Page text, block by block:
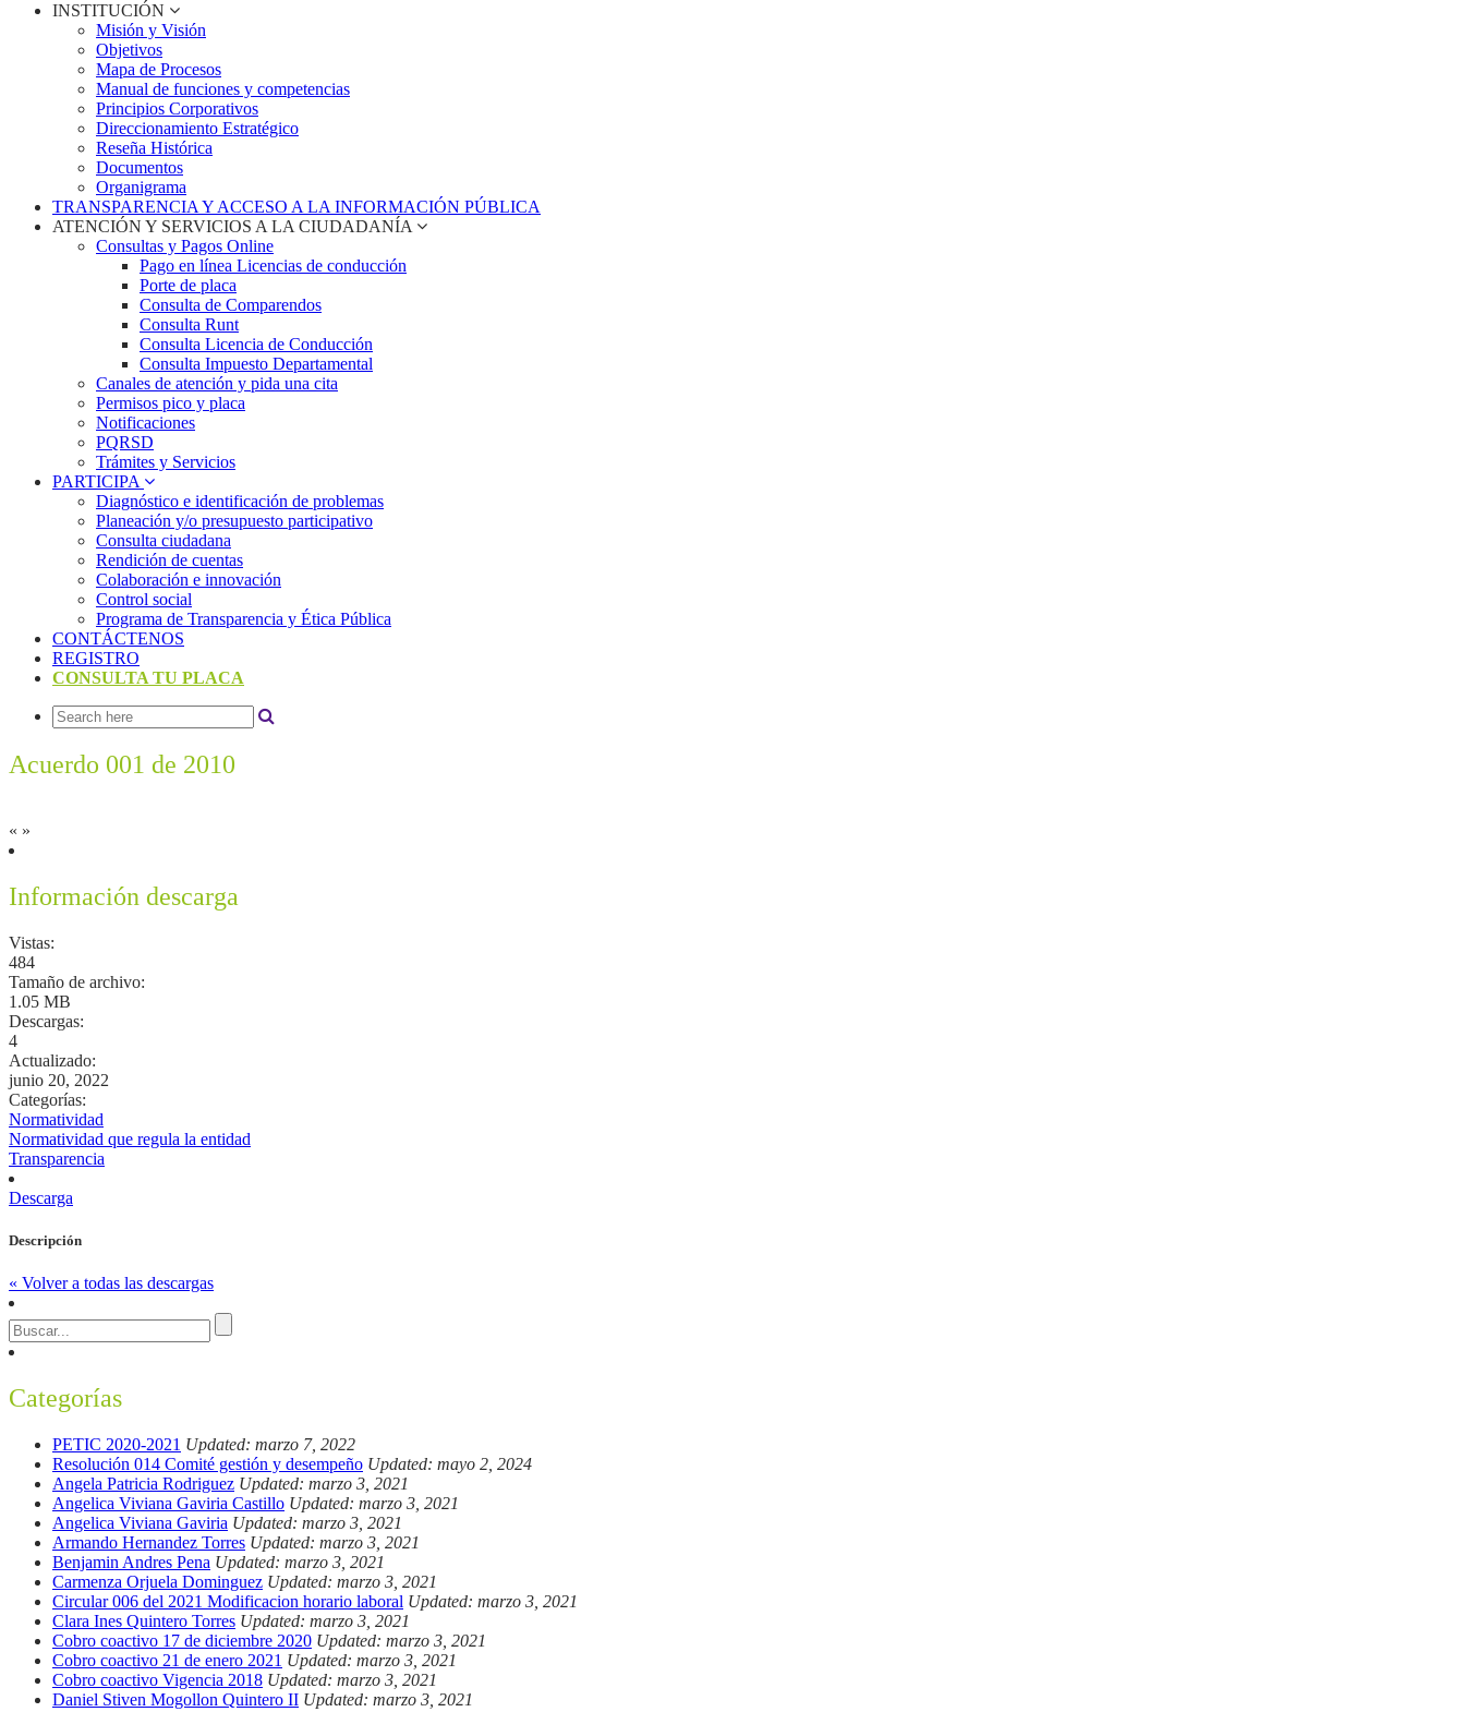
INSTITUCIÓN
Misión y Visión
Objetivos
Mapa de Procesos
Manual de funciones y competencias
Principios Corporativos
Direccionamiento Estratégico
Reseña Histórica
Documentos
Organigrama
TRANSPARENCIA Y ACCESO A LA INFORMACIÓN PÚBLICA
ATENCIÓN Y SERVICIOS A LA CIUDADANÍA
Consultas y Pagos Online
Pago en línea Licencias de conducción
Porte de placa
Consulta de Comparendos
Consulta Runt
Consulta Licencia de Conducción
Consulta Impuesto Departamental
Canales de atención y pida una cita
Permisos pico y placa
Notificaciones
PQRSD
Trámites y Servicios
PARTICIPA
Diagnóstico e identificación de problemas
Planeación y/o presupuesto participativo​
Consulta ciudadana
Rendición de cuentas
Colaboración e innovación
Control social
Programa de Transparencia y Ética Pública
CONTÁCTENOS
REGISTRO
CONSULTA TU PLACA
Acuerdo 001 de 2010
« »
Información descarga
Vistas:
484
Tamaño de archivo:
1.05 MB
Descargas:
4
Actualizado:
junio 20, 2022
Categorías:
Normatividad
Normatividad que regula la entidad
Transparencia
Descarga
Descripción
« Volver a todas las descargas
Categorías
PETIC 2020-2021 Updated: marzo 7, 2022
Resolución 014 Comité gestión y desempeño Updated: mayo 2, 2024
Angela Patricia Rodriguez Updated: marzo 3, 2021
Angelica Viviana Gaviria Castillo Updated: marzo 3, 2021
Angelica Viviana Gaviria Updated: marzo 3, 2021
Armando Hernandez Torres Updated: marzo 3, 2021
Benjamin Andres Pena Updated: marzo 3, 2021
Carmenza Orjuela Dominguez Updated: marzo 3, 2021
Circular 006 del 2021 Modificacion horario laboral Updated: marzo 3, 2021
Clara Ines Quintero Torres Updated: marzo 3, 2021
Cobro coactivo 17 de diciembre 2020 Updated: marzo 3, 2021
Cobro coactivo 21 de enero 2021 Updated: marzo 3, 2021
Cobro coactivo Vigencia 2018 Updated: marzo 3, 2021
Daniel Stiven Mogollon Quintero II Updated: marzo 3, 2021